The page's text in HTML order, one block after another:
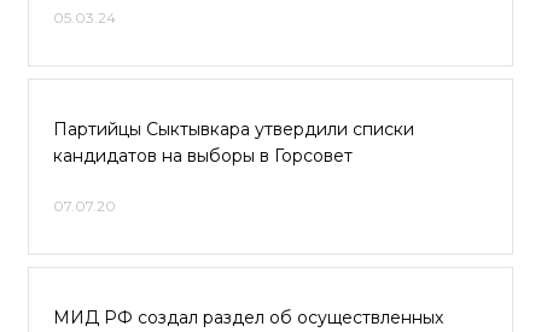
05.03.24
Партийцы Сыктывкара утвердили списки
кандидатов на выборы в Горсовет
07.07.20
МИД РФ создал раздел об осуществленных